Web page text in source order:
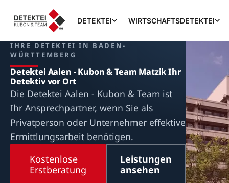
DETEKTEI WIRTSCHAFTSDETEKTEI
IHRE DETEKTEI IN BADEN-
WÜRTTEMBERG
Detektei Aalen - Kubon & Team Matzik Ihr
Detektiv vor Ort
Die Detektei Aalen - Kubon & Team ist
Ihr Ansprechpartner, wenn Sie als
Privatperson oder Unternehmer effektive
Ermittlungsarbeit benötigen.
Kostenlose
Erstberatung
Leistungen
ansehen